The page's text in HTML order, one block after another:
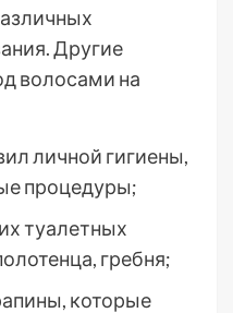
Другие
волосами на
личной гигиены,
процедуры;
туалетных
гребня;
которые